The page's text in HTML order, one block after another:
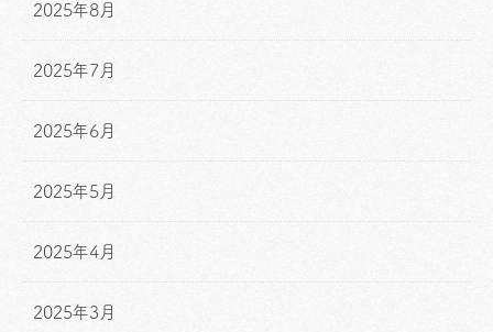
2025年8月
2025年7月
2025年6月
2025年5月
2025年4月
2025年3月